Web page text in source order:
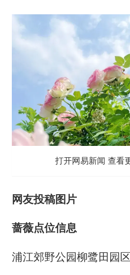
打开网易新闻 查看
网友投稿图片
蔷薇点位信息
浦江郊野公园柳鹭田园